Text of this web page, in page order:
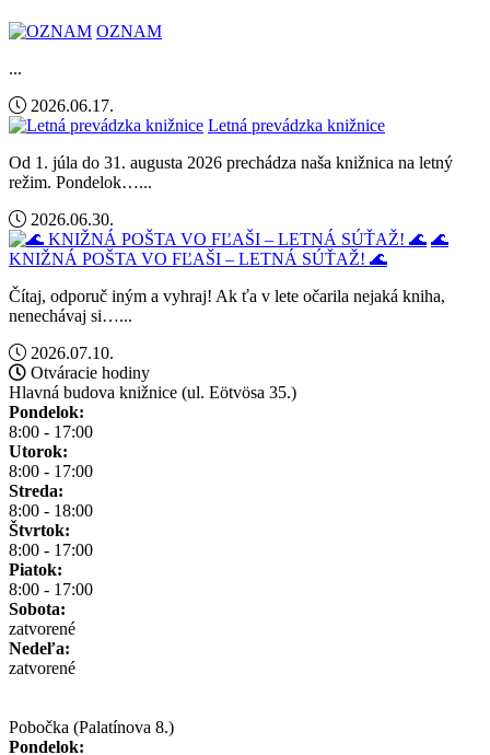
OZNAM
...
2026.06.17.
Letná prevádzka knižnice
Od 1. júla do 31. augusta 2026 prechádza naša knižnica na letný
režim. Pondelok…...
2026.06.30.
🌊
KNIŽNÁ POŠTA VO FĽAŠI – LETNÁ SÚŤAŽ! 🌊
Čítaj, odporuč iným a vyhraj! Ak ťa v lete očarila nejaká kniha,
nenechávaj si…...
2026.07.10.
Otváracie hodiny
Hlavná budova knižnice (ul. Eötvösa 35.)
Pondelok:
8:00 - 17:00
Utorok:
8:00 - 17:00
Streda:
8:00 - 18:00
Štvrtok:
8:00 - 17:00
Piatok:
8:00 - 17:00
Sobota:
zatvorené
Nedeľa:
zatvorené
Pobočka (Palatínova 8.)
Pondelok: